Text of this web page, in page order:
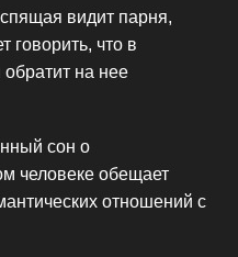
видит парня,
говорить, что в
на нее
сон о
человеке обещает
отношений с